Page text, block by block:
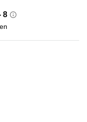
8